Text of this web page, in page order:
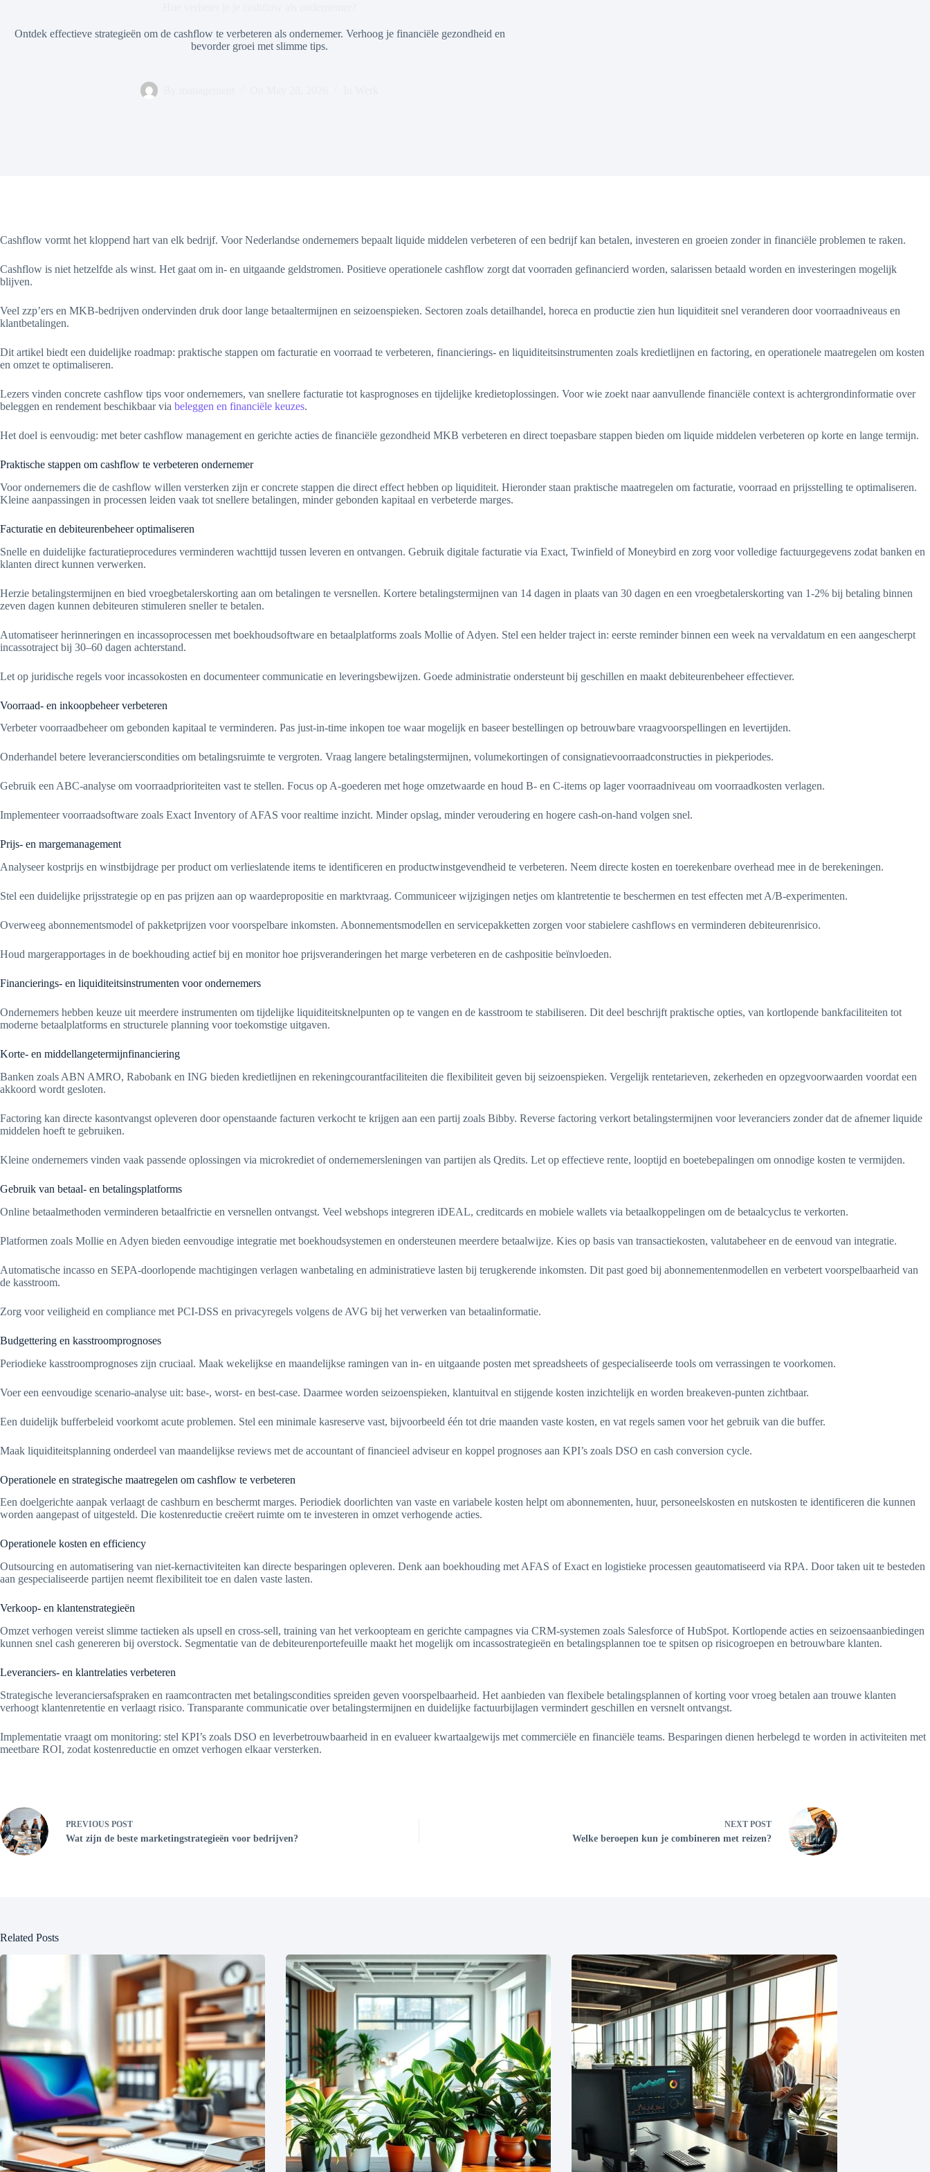
Ontdek effectieve strategieën om de cashflow te verbeteren als ondernemer. Verhoog je financiële gezondheid en
bevorder groei met slimme tips.
Cashflow vormt het kloppend hart van elk bedrijf. Voor Nederlandse ondernemers bepaalt liquide middelen verbeteren of een bedrijf kan betalen, investeren en groeien zonder in financiële problemen te raken.
Cashflow is niet hetzelfde als winst. Het gaat om in- en uitgaande geldstromen. Positieve operationele cashflow zorgt dat voorraden gefinancierd worden, salarissen betaald worden en investeringen mogelijk
blijven.
Veel zzp’ers en MKB-bedrijven ondervinden druk door lange betaaltermijnen en seizoenspieken. Sectoren zoals detailhandel, horeca en productie zien hun liquiditeit snel veranderen door voorraadniveaus en
klantbetalingen.
Dit artikel biedt een duidelijke roadmap: praktische stappen om facturatie en voorraad te verbeteren, financierings- en liquiditeitsinstrumenten zoals kredietlijnen en factoring, en operationele maatregelen om kosten
en omzet te optimaliseren.
Lezers vinden concrete cashflow tips voor ondernemers, van snellere facturatie tot kasprognoses en tijdelijke kredietoplossingen. Voor wie zoekt naar aanvullende financiële context is achtergrondinformatie over
beleggen en rendement beschikbaar via beleggen en financiële keuzes.
Het doel is eenvoudig: met beter cashflow management en gerichte acties de financiële gezondheid MKB verbeteren en direct toepasbare stappen bieden om liquide middelen verbeteren op korte en lange termijn.
Praktische stappen om cashflow te verbeteren ondernemer
Voor ondernemers die de cashflow willen versterken zijn er concrete stappen die direct effect hebben op liquiditeit. Hieronder staan praktische maatregelen om facturatie, voorraad en prijsstelling te optimaliseren.
Kleine aanpassingen in processen leiden vaak tot snellere betalingen, minder gebonden kapitaal en verbeterde marges.
Facturatie en debiteurenbeheer optimaliseren
Snelle en duidelijke facturatieprocedures verminderen wachttijd tussen leveren en ontvangen. Gebruik digitale facturatie via Exact, Twinfield of Moneybird en zorg voor volledige factuurgegevens zodat banken en
klanten direct kunnen verwerken.
Herzie betalingstermijnen en bied vroegbetalerskorting aan om betalingen te versnellen. Kortere betalingstermijnen van 14 dagen in plaats van 30 dagen en een vroegbetalerskorting van 1-2% bij betaling binnen
zeven dagen kunnen debiteuren stimuleren sneller te betalen.
Automatiseer herinneringen en incassoprocessen met boekhoudsoftware en betaalplatforms zoals Mollie of Adyen. Stel een helder traject in: eerste reminder binnen een week na vervaldatum en een aangescherpt
incassotraject bij 30–60 dagen achterstand.
Let op juridische regels voor incassokosten en documenteer communicatie en leveringsbewijzen. Goede administratie ondersteunt bij geschillen en maakt debiteurenbeheer effectiever.
Voorraad- en inkoopbeheer verbeteren
Verbeter voorraadbeheer om gebonden kapitaal te verminderen. Pas just-in-time inkopen toe waar mogelijk en baseer bestellingen op betrouwbare vraagvoorspellingen en levertijden.
Onderhandel betere leverancierscondities om betalingsruimte te vergroten. Vraag langere betalingstermijnen, volumekortingen of consignatievoorraadconstructies in piekperiodes.
Gebruik een ABC-analyse om voorraadprioriteiten vast te stellen. Focus op A-goederen met hoge omzetwaarde en houd B- en C-items op lager voorraadniveau om voorraadkosten verlagen.
Implementeer voorraadsoftware zoals Exact Inventory of AFAS voor realtime inzicht. Minder opslag, minder veroudering en hogere cash-on-hand volgen snel.
Prijs- en margemanagement
Analyseer kostprijs en winstbijdrage per product om verlieslatende items te identificeren en productwinstgevendheid te verbeteren. Neem directe kosten en toerekenbare overhead mee in de berekeningen.
Stel een duidelijke prijsstrategie op en pas prijzen aan op waardepropositie en marktvraag. Communiceer wijzigingen netjes om klantretentie te beschermen en test effecten met A/B-experimenten.
Overweeg abonnementsmodel of pakketprijzen voor voorspelbare inkomsten. Abonnementsmodellen en servicepakketten zorgen voor stabielere cashflows en verminderen debiteurenrisico.
Houd margerapportages in de boekhouding actief bij en monitor hoe prijsveranderingen het marge verbeteren en de cashpositie beïnvloeden.
Financierings- en liquiditeitsinstrumenten voor ondernemers
Ondernemers hebben keuze uit meerdere instrumenten om tijdelijke liquiditeitsknelpunten op te vangen en de kasstroom te stabiliseren. Dit deel beschrijft praktische opties, van kortlopende bankfaciliteiten tot
moderne betaalplatforms en structurele planning voor toekomstige uitgaven.
Korte- en middellangetermijnfinanciering
Banken zoals ABN AMRO, Rabobank en ING bieden kredietlijnen en rekeningcourantfaciliteiten die flexibiliteit geven bij seizoenspieken. Vergelijk rentetarieven, zekerheden en opzegvoorwaarden voordat een
akkoord wordt gesloten.
Factoring kan directe kasontvangst opleveren door openstaande facturen verkocht te krijgen aan een partij zoals Bibby. Reverse factoring verkort betalingstermijnen voor leveranciers zonder dat de afnemer liquide
middelen hoeft te gebruiken.
Kleine ondernemers vinden vaak passende oplossingen via microkrediet of ondernemersleningen van partijen als Qredits. Let op effectieve rente, looptijd en boetebepalingen om onnodige kosten te vermijden.
Gebruik van betaal- en betalingsplatforms
Online betaalmethoden verminderen betaalfrictie en versnellen ontvangst. Veel webshops integreren iDEAL, creditcards en mobiele wallets via betaalkoppelingen om de betaalcyclus te verkorten.
Platformen zoals Mollie en Adyen bieden eenvoudige integratie met boekhoudsystemen en ondersteunen meerdere betaalwijze. Kies op basis van transactiekosten, valutabeheer en de eenvoud van integratie.
Automatische incasso en SEPA-doorlopende machtigingen verlagen wanbetaling en administratieve lasten bij terugkerende inkomsten. Dit past goed bij abonnementenmodellen en verbetert voorspelbaarheid van
de kasstroom.
Zorg voor veiligheid en compliance met PCI-DSS en privacyregels volgens de AVG bij het verwerken van betaalinformatie.
Budgettering en kasstroomprognoses
Periodieke kasstroomprognoses zijn cruciaal. Maak wekelijkse en maandelijkse ramingen van in- en uitgaande posten met spreadsheets of gespecialiseerde tools om verrassingen te voorkomen.
Voer een eenvoudige scenario-analyse uit: base-, worst- en best-case. Daarmee worden seizoenspieken, klantuitval en stijgende kosten inzichtelijk en worden breakeven-punten zichtbaar.
Een duidelijk bufferbeleid voorkomt acute problemen. Stel een minimale kasreserve vast, bijvoorbeeld één tot drie maanden vaste kosten, en vat regels samen voor het gebruik van die buffer.
Maak liquiditeitsplanning onderdeel van maandelijkse reviews met de accountant of financieel adviseur en koppel prognoses aan KPI’s zoals DSO en cash conversion cycle.
Operationele en strategische maatregelen om cashflow te verbeteren
Een doelgerichte aanpak verlaagt de cashburn en beschermt marges. Periodiek doorlichten van vaste en variabele kosten helpt om abonnementen, huur, personeelskosten en nutskosten te identificeren die kunnen
worden aangepast of uitgesteld. Die kostenreductie creëert ruimte om te investeren in omzet verhogende acties.
Operationele kosten en efficiency
Outsourcing en automatisering van niet-kernactiviteiten kan directe besparingen opleveren. Denk aan boekhouding met AFAS of Exact en logistieke processen geautomatiseerd via RPA. Door taken uit te besteden
aan gespecialiseerde partijen neemt flexibiliteit toe en dalen vaste lasten.
Verkoop- en klantenstrategieën
Omzet verhogen vereist slimme tactieken als upsell en cross-sell, training van het verkoopteam en gerichte campagnes via CRM-systemen zoals Salesforce of HubSpot. Kortlopende acties en seizoensaanbiedingen
kunnen snel cash genereren bij overstock. Segmentatie van de debiteurenportefeuille maakt het mogelijk om incassostrategieën en betalingsplannen toe te spitsen op risicogroepen en betrouwbare klanten.
Leveranciers- en klantrelaties verbeteren
Strategische leveranciersafspraken en raamcontracten met betalingscondities spreiden geven voorspelbaarheid. Het aanbieden van flexibele betalingsplannen of korting voor vroeg betalen aan trouwe klanten
verhoogt klantenretentie en verlaagt risico. Transparante communicatie over betalingstermijnen en duidelijke factuurbijlagen vermindert geschillen en versnelt ontvangst.
Implementatie vraagt om monitoring: stel KPI’s zoals DSO en leverbetrouwbaarheid in en evalueer kwartaalgewijs met commerciële en financiële teams. Besparingen dienen herbelegd te worden in activiteiten met
meetbare ROI, zodat kostenreductie en omzet verhogen elkaar versterken.
PREVIOUS POST
Wat zijn de beste marketingstrategieën voor bedrijven?
NEXT POST
Welke beroepen kun je combineren met reizen?
Related Posts